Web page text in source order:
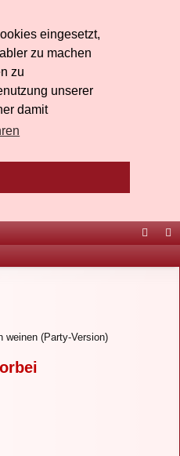
eingesetzt,
zu machen
zu
unserer
damit
weinen (Party-Version)